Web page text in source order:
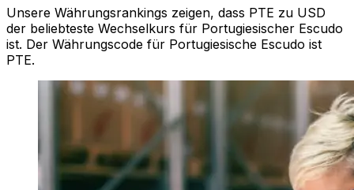
Unsere Währungsrankings zeigen, dass PTE zu USD
der beliebteste Wechselkurs für Portugiesischer Escudo
ist. Der Währungscode für Portugiesische Escudo ist
PTE.